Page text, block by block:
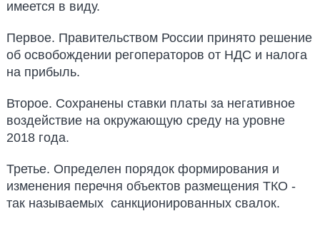
имеется в виду.
Первое. Правительством России принято решение
об освобождении регоператоров от НДС и налога
на прибыль.
Второе. Сохранены ставки платы за негативное
воздействие на окружающую среду на уровне
2018 года.
Третье. Определен порядок формирования и
изменения перечня объектов размещения ТКО -
так называемых санкционированных свалок.